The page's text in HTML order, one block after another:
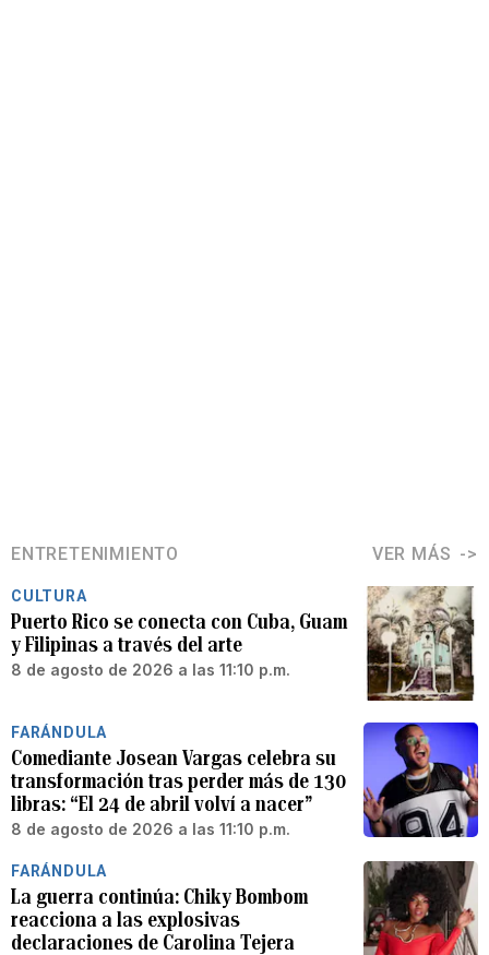
ENTRETENIMIENTO VER MÁS
CULTURA
Puerto Rico se conecta con Cuba, Guam
y Filipinas a través del arte
8 de agosto de 2026 a las 11:10 p.m.
FARÁNDULA
Comediante Josean Vargas celebra su
transformación tras perder más de 130
libras: “El 24 de abril volví a nacer”
8 de agosto de 2026 a las 11:10 p.m.
FARÁNDULA
La guerra continúa: Chiky Bombom
reacciona a las explosivas
declaraciones de Carolina Tejera